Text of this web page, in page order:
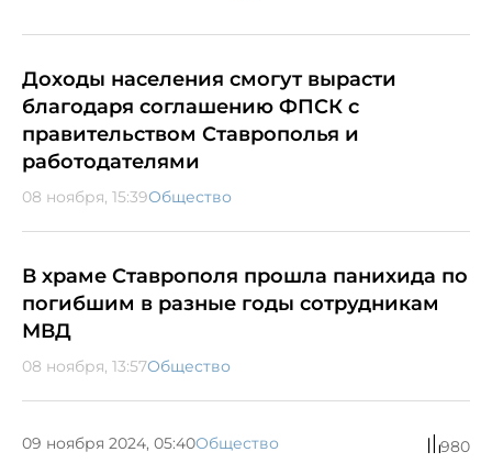
Доходы населения смогут вырасти
благодаря соглашению ФПСК с
правительством Ставрополья и
работодателями
08 ноября, 15:39Общество
В храме Ставрополя прошла панихида по
погибшим в разные годы сотрудникам
МВД
08 ноября, 13:57Общество
09 ноября 2024, 05:40Общество 980